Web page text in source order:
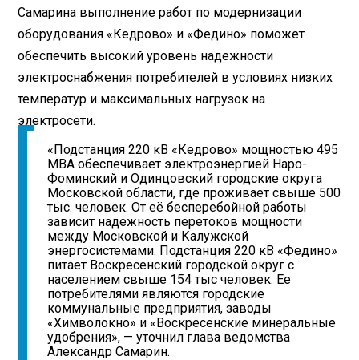
Самарина выполнение работ по модернизации
оборудования «Кедрово» и «Федино» поможет
обеспечить высокий уровень надежности
электроснабжения потребителей в условиях низких
температур и максимальных нагрузок на
электросети.
«Подстанция 220 кВ «Кедрово» мощностью 495
МВА обеспечивает электроэнергией Наро-
Фоминский и Одинцовский городские округа
Московской области, где проживает свыше 500
тыс. человек. От её бесперебойной работы
зависит надежность перетоков мощности
между Московской и Калужской
энергосистемами. Подстанция 220 кВ «Федино»
питает Воскресенский городской округ с
населением свыше 154 тыс человек. Ее
потребителями являются городские
коммунальные предприятия, заводы
«Химволокно» и «Воскресенские минеральные
удобрения», — уточнил глава ведомства
Александр Самарин.